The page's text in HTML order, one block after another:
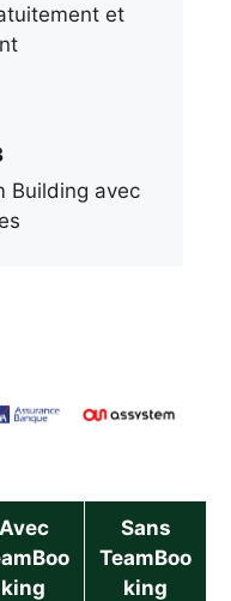
et
Building avec
Avec
king
Sans
TeamBoo
king